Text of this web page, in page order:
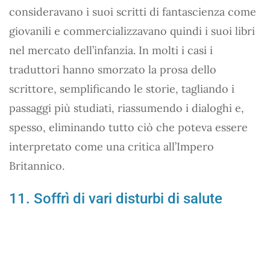
consideravano i suoi scritti di fantascienza come
giovanili e commercializzavano quindi i suoi libri
nel mercato dell’infanzia. In molti i casi i
traduttori hanno smorzato la prosa dello
scrittore, semplificando le storie, tagliando i
passaggi più studiati, riassumendo i dialoghi e,
spesso, eliminando tutto ciò che poteva essere
interpretato come una critica all’Impero
Britannico.
11. Soffrì di vari disturbi di salute